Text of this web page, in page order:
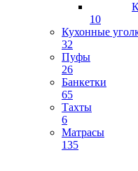
10
Кухонные
32
Пуфы
26
Банкетки
65
Тахты
6
Матрасы
135